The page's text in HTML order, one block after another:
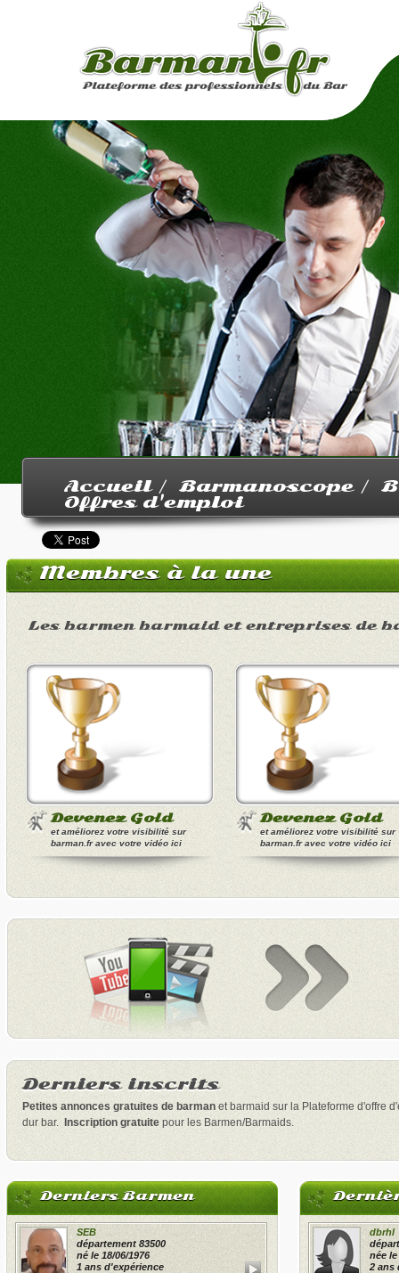
Accueil / Barmanoscope /
Offres d'emploi
Membres à la une
Les barmen barmaid et entreprises de
Devenez Gold
et améliorez votre visibilité sur
barman.fr avec votre vidéo ici
Devenez Gold
et améliorez votre visibilité sur
barman.fr avec votre vidéo ici
Derniers inscrits
Petites annonces gratuites de barman et barmaid sur la Plateforme d'offre
dur bar.
Inscription gratuite pour les Barmen/Barmaids.
Derniers Barmen
SEB
département 83500
né le 18/06/1976
1 ans d'expérience
dbrhl
née le
2 ans